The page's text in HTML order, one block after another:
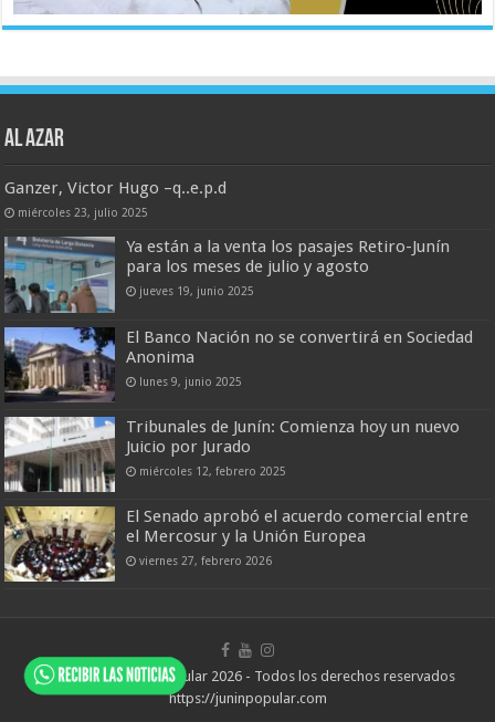
AL AZAR
Ganzer, Victor Hugo –q..e.p.d
miércoles 23, julio 2025
Ya están a la venta los pasajes Retiro-Junín
para los meses de julio y agosto
jueves 19, junio 2025
El Banco Nación no se convertirá en Sociedad
Anonima
lunes 9, junio 2025
Tribunales de Junín: Comienza hoy un nuevo
Juicio por Jurado
miércoles 12, febrero 2025
El Senado aprobó el acuerdo comercial entre
el Mercosur y la Unión Europea
viernes 27, febrero 2026
© Copyright Junín Popular 2026 - Todos los derechos reservados
https://juninpopular.com